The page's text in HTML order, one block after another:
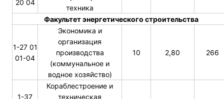
20 04
техника
Факультет энергетического строительства
1-27 01
01-04
Экономика и
организация
производства
(коммунальное и
водное хозяйство)
10 2,80 266
1-37
Кораблестроение и
техническая